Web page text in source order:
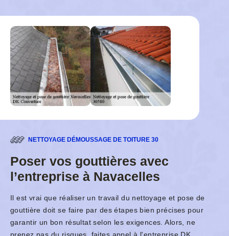
NETTOYAGE DÉMOUSSAGE DE TOITURE 30
Poser vos gouttières avec
l’entreprise à Navacelles
Il est vrai que réaliser un travail du nettoyage et pose de
gouttière doit se faire par des étapes bien précises pour
garantir un bon résultat selon les exigences. Alors, ne